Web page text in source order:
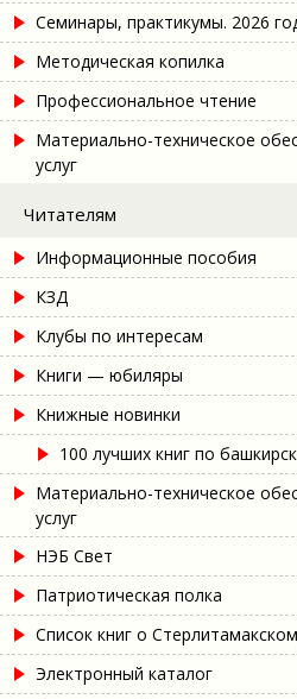
Семинары, практикумы. 2026
Методическая копилка
Профессиональное чтение
Материально-техническое
услуг
Читателям
Информационные пособия
КЗД
Клубы по интересам
Книги — юбиляры
Книжные новинки
100 лучших книг по
Материально-техническое
услуг
НЭБ Свет
Патриотическая полка
Список книг о
Электронный каталог